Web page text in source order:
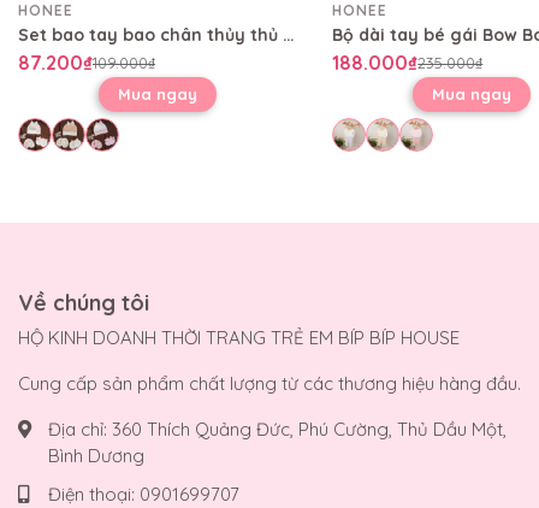
HONEE
Set bao tay bao chân thủy thủ 8935344807669
87.200₫109.000₫
Mua ngay
HONEE
188.000₫235.000₫
Mua ngay
Về chúng tôi
HỘ KINH DOANH THỜI TRANG TRẺ EM BÍP BÍP HOUSE
Cung cấp sản phẩm chất lượng từ các thương hiệu hàng đầu.
Địa chỉ: 360 Thích Quảng Đức, Phú Cường, Thủ Dầu Một,
Bình Dương
Điện thoại: 0901699707